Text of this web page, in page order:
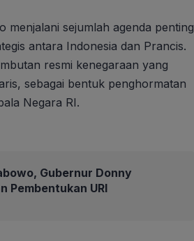
menjalani sejumlah agenda penting
antara Indonesia dan Prancis.
resmi kenegaraan yang
sebagai bentuk penghormatan
Negara RI.
Gubernur Donny
Pembentukan URI